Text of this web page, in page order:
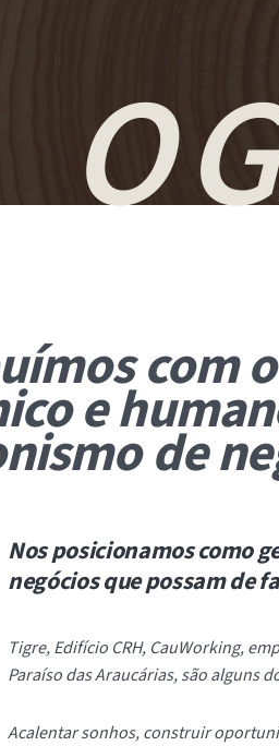
O
com
e
de
Nos posicionamos como
negócios que possam de
Tigre, Edifício CRH, CauWorking,
Paraíso das Araucárias, são alguns
Acalentar sonhos, construir